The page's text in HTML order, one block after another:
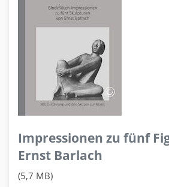
Impressionen zu fünf
Ernst Barlach
(5,7 MB)